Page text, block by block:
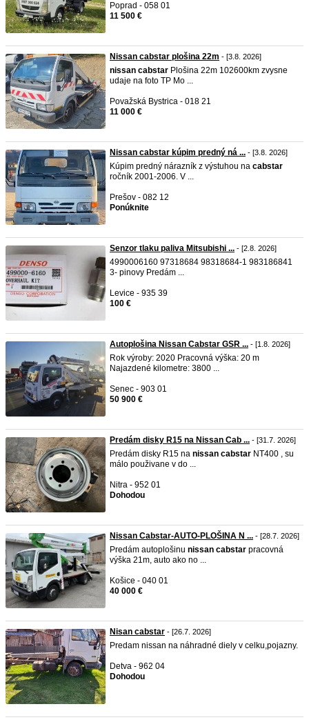
Poprad - 058 01
11 500 €
Nissan cabstar plošina 22m - [3.8. 2026]
nissan cabstar Plošina 22m 102600km zvysne
udaje na foto TP Mo ...
Považská Bystrica - 018 21
11 000 €
Nissan cabstar kúpim predný ná ... - [3.8. 2026]
Kúpim predný nárazník z výstuhou na cabstar
ročník 2001-2006. V ...
Prešov - 082 12
Ponúknite
Senzor tlaku paliva Mitsubishi ... - [2.8. 2026]
4990006160 97318684 98318684-1 983186841
3- pinovy Predám ...
Levice - 935 39
100 €
Autoplošina Nissan Cabstar GSR ... - [1.8. 2026]
Rok výroby: 2020 Pracovná výška: 20 m
Najazdené kilometre: 3800 ...
Senec - 903 01
50 900 €
Predám disky R15 na Nissan Cab ... - [31.7. 2026]
Predám disky R15 na nissan cabstar NT400 , su
málo použivane v do ...
Nitra - 952 01
Dohodou
Nissan Cabstar-AUTO-PLOŠINA N ... - [28.7. 2026]
Predám autoplošinu nissan cabstar pracovná
výška 21m, auto ako no ...
Košice - 040 01
40 000 €
Nisan cabstar - [26.7. 2026]
Predam nissan na náhradné diely v celku,pojazny.
Detva - 962 04
Dohodou